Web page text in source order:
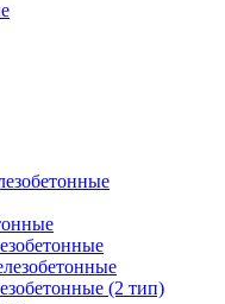
(2 тип)